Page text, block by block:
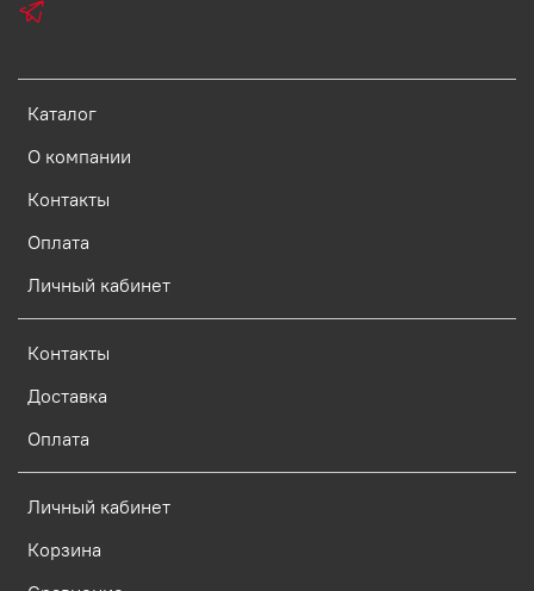
Каталог
О компании
Контакты
Оплата
Личный кабинет
Контакты
Доставка
Оплата
Личный кабинет
Корзина